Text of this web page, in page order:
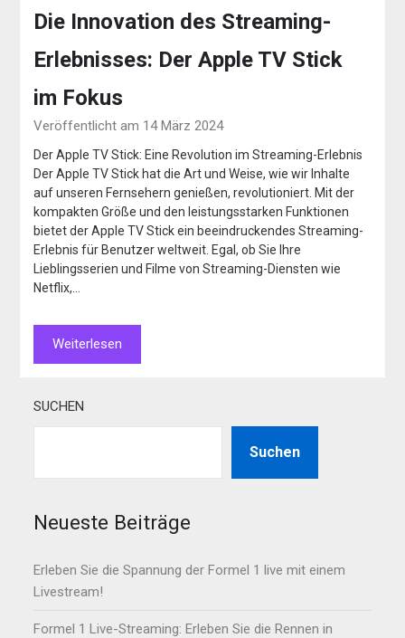
Die Innovation des Streaming-
Erlebnisses: Der Apple TV Stick
im Fokus
Veröffentlicht am 14 März 2024
Der Apple TV Stick: Eine Revolution im Streaming-Erlebnis
Der Apple TV Stick hat die Art und Weise, wie wir Inhalte
auf unseren Fernsehern genießen, revolutioniert. Mit der
kompakten Größe und den leistungsstarken Funktionen
bietet der Apple TV Stick ein beeindruckendes Streaming-
Erlebnis für Benutzer weltweit. Egal, ob Sie Ihre
Lieblingsserien und Filme von Streaming-Diensten wie
Netflix,…
Weiterlesen
SUCHEN
Suchen
Neueste Beiträge
Erleben Sie die Spannung der Formel 1 live mit einem
Livestream!
Formel 1 Live-Streaming: Erleben Sie die Rennen in